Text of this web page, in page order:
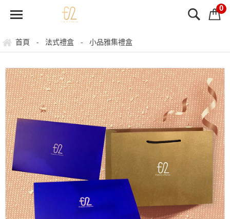
0
首頁 - 法式禮盒 - 小品雅集禮盒